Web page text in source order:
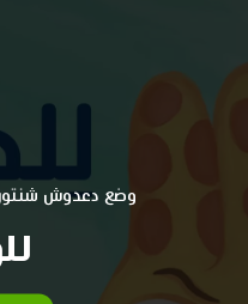
وضع دعدوش شنتورة